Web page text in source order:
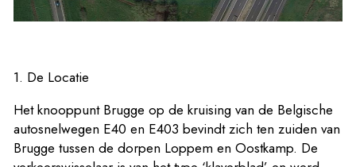
1. De Locatie
Het knooppunt Brugge op de kruising van de Belgische
autosnelwegen E40 en E403 bevindt zich ten zuiden van
Brugge tussen de dorpen Loppem en Oostkamp. De